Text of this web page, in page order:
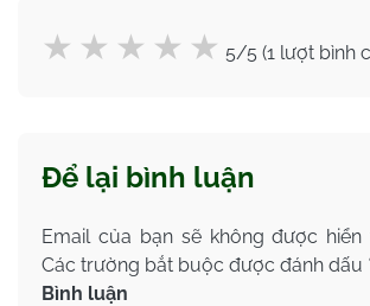
5/5 (1 lượt bình
Để lại bình luận
Email của bạn sẽ không được hiển
Các trường bắt buộc được đánh dấu
Bình luận